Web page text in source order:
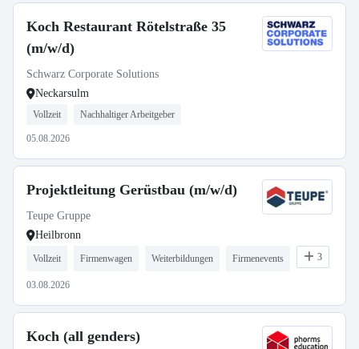
Koch Restaurant Rötelstraße 35
(m/w/d)
Schwarz Corporate Solutions
Neckarsulm
Vollzeit Nachhaltiger Arbeitgeber
05.08.2026
Projektleitung Gerüstbau (m/w/d)
Teupe Gruppe
Heilbronn
Vollzeit Firmenwagen Weiterbildungen Firmenevents 3
03.08.2026
Koch (all genders)